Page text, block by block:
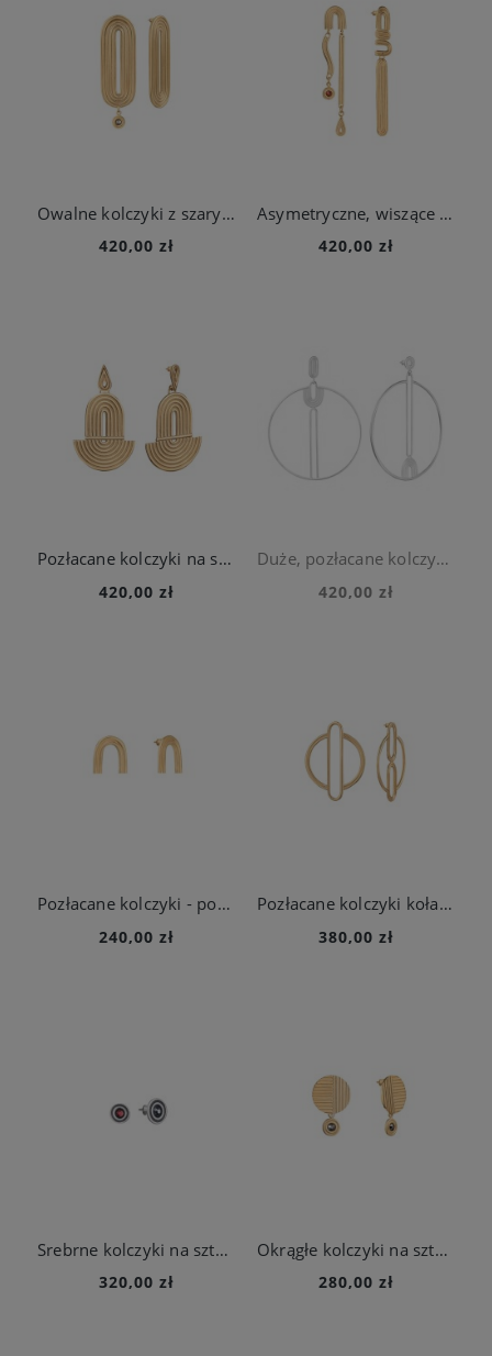
Owalne kolczyki z szarym kryształem z kolekcji Holos
420,00 zł
Asymetryczne, wiszące kolczyki z kryształem z kolekcji Holos
420,00 zł
Pozłacane kolczyki na sztyft z kolekcji Holos
420,00 zł
Duże, pozłacane kolczyki koła na sztyft z kolekcji Holos
420,00 zł
Pozłacane kolczyki - podkowy z kolekcji Holos
240,00 zł
Pozłacane kolczyki koła na sztyft z kolekcji Holos
380,00 zł
Srebrne kolczyki na sztyft z kolorowymi kryształami z kolekcji Holos
320,00 zł
Okrągłe kolczyki na sztyft z szarymi kryształami z kolekcji Holos
280,00 zł